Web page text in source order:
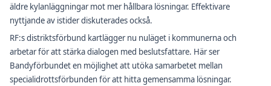
äldre kylanläggningar mot mer hållbara lösningar. Effektivare
nyttjande av istider diskuterades också.
RF:s distriktsförbund kartlägger nu nuläget i kommunerna och
arbetar för att stärka dialogen med beslutsfattare. Här ser
Bandyförbundet en möjlighet att utöka samarbetet mellan
specialidrottsförbunden för att hitta gemensamma lösningar.